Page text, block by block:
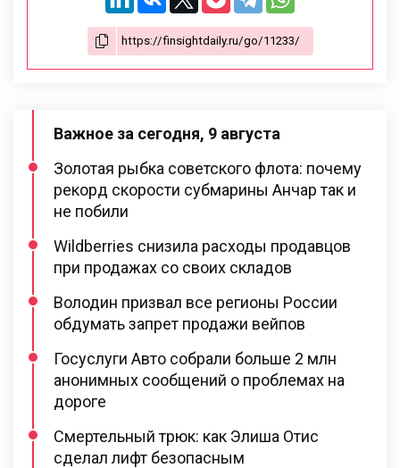
Важное за сегодня, 9 августа
Золотая рыбка советского флота: почему
рекорд скорости субмарины Анчар так и
не побили
Wildberries снизила расходы продавцов
при продажах со своих складов
Володин призвал все регионы России
обдумать запрет продажи вейпов
Госуслуги Авто собрали больше 2 млн
анонимных сообщений о проблемах на
дороге
Смертельный трюк: как Элиша Отис
сделал лифт безопасным